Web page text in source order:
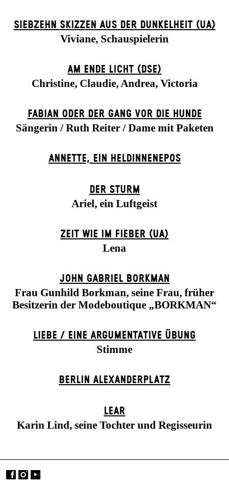
SIEBZEHN SKIZZEN AUS DER DUNKELHEIT (UA)
Viviane, Schauspielerin
AM ENDE LICHT (DSE)
Christine, Claudie, Andrea, Victoria
FABIAN ODER DER GANG VOR DIE HUNDE
Sängerin / Ruth Reiter / Dame mit Paketen
ANNETTE, EIN HELDINNENEPOS
DER STURM
Ariel, ein Luftgeist
ZEIT WIE IM FIEBER (UA)
Lena
JOHN GABRIEL BORKMAN
Frau Gunhild Borkman, seine Frau, früher
Besitzerin der Modeboutique „BORKMAN“
LIEBE / EINE ARGUMENTATIVE ÜBUNG
Stimme
BERLIN ALEXANDER­PLATZ
LEAR
Karin Lind, seine Tochter und Regisseurin